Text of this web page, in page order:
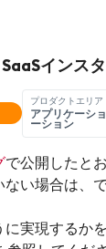
インス
プロダクトエリア
アプリケーシ
ーション
で公開したと
ない場合は、
に実現するか